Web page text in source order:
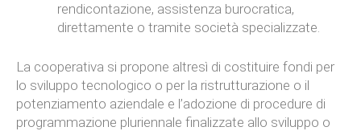
rendicontazione, assistenza burocratica,
direttamente o tramite società specializzate.
La cooperativa si propone altresì di costituire fondi per
lo sviluppo tecnologico o per la ristrutturazione o il
potenziamento aziendale e l’adozione di procedure di
programmazione pluriennale finalizzate allo sviluppo o